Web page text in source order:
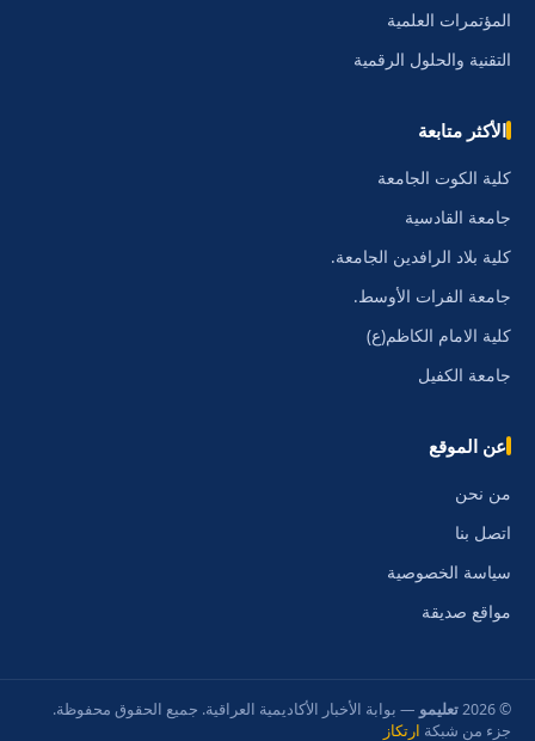
المؤتمرات العلمية
التقنية والحلول الرقمية
الأكثر متابعة
كلية الكوت الجامعة
جامعة القادسية
كلية بلاد الرافدين الجامعة.
جامعة الفرات الأوسط.
كلية الامام الكاظم(ع)
جامعة الكفيل
عن الموقع
من نحن
اتصل بنا
سياسة الخصوصية
مواقع صديقة
© 2026 تعليمو — بوابة الأخبار الأكاديمية العراقية. جميع الحقوق محفوظة.
جزء من شبكة ارتكاز